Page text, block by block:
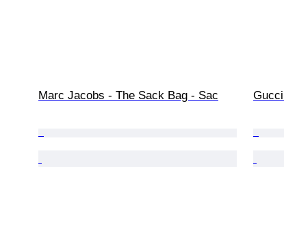
Marc Jacobs - The Sack Bag - Sac